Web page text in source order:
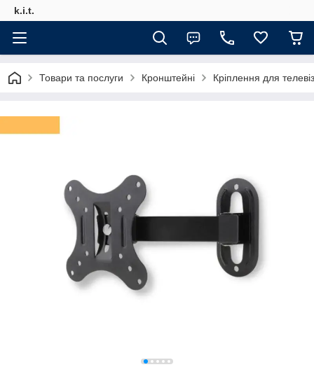
k.i.t.
Товари та послуги Кронштейні Кріплення для